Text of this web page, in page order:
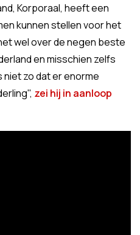
Korporaal, heeft een
kunnen stellen voor het
wel over de negen beste
en misschien zelfs
niet zo dat er enorme
zei hij in aanloop